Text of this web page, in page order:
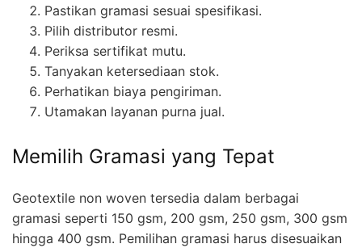
Pastikan gramasi sesuai spesifikasi.
Pilih distributor resmi.
Periksa sertifikat mutu.
Tanyakan ketersediaan stok.
Perhatikan biaya pengiriman.
Utamakan layanan purna jual.
Memilih Gramasi yang Tepat
Geotextile non woven tersedia dalam berbagai
gramasi seperti 150 gsm, 200 gsm, 250 gsm, 300 gsm
hingga 400 gsm. Pemilihan gramasi harus disesuaikan